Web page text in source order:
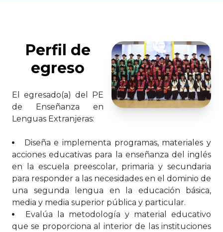
Perfil de
egreso
El egresado(a) del PE
de Enseñanza en
Lenguas Extranjeras:
Diseña e implementa programas, materiales y
acciones educativas para la enseñanza del inglés
en la escuela preescolar, primaria y secundaria
para responder a las necesidades en el dominio de
una segunda lengua en la educación básica,
media y media superior pública y particular.
Evalúa la metodología y material educativo
que se proporciona al interior de las instituciones